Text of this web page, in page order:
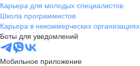
Карьера для молодых специалистов
Школа программистов
Карьера в некоммерческих организациях
Боты для уведомлений
Мобильное приложение